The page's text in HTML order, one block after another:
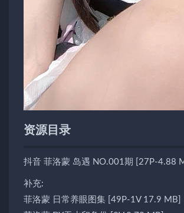
资源目录
抖音 菲洛蒙 岛遇 NO.001期 [27P-4.88
补充:
菲洛蒙 日常养眼图集 [49P-1V 17.9 MB]